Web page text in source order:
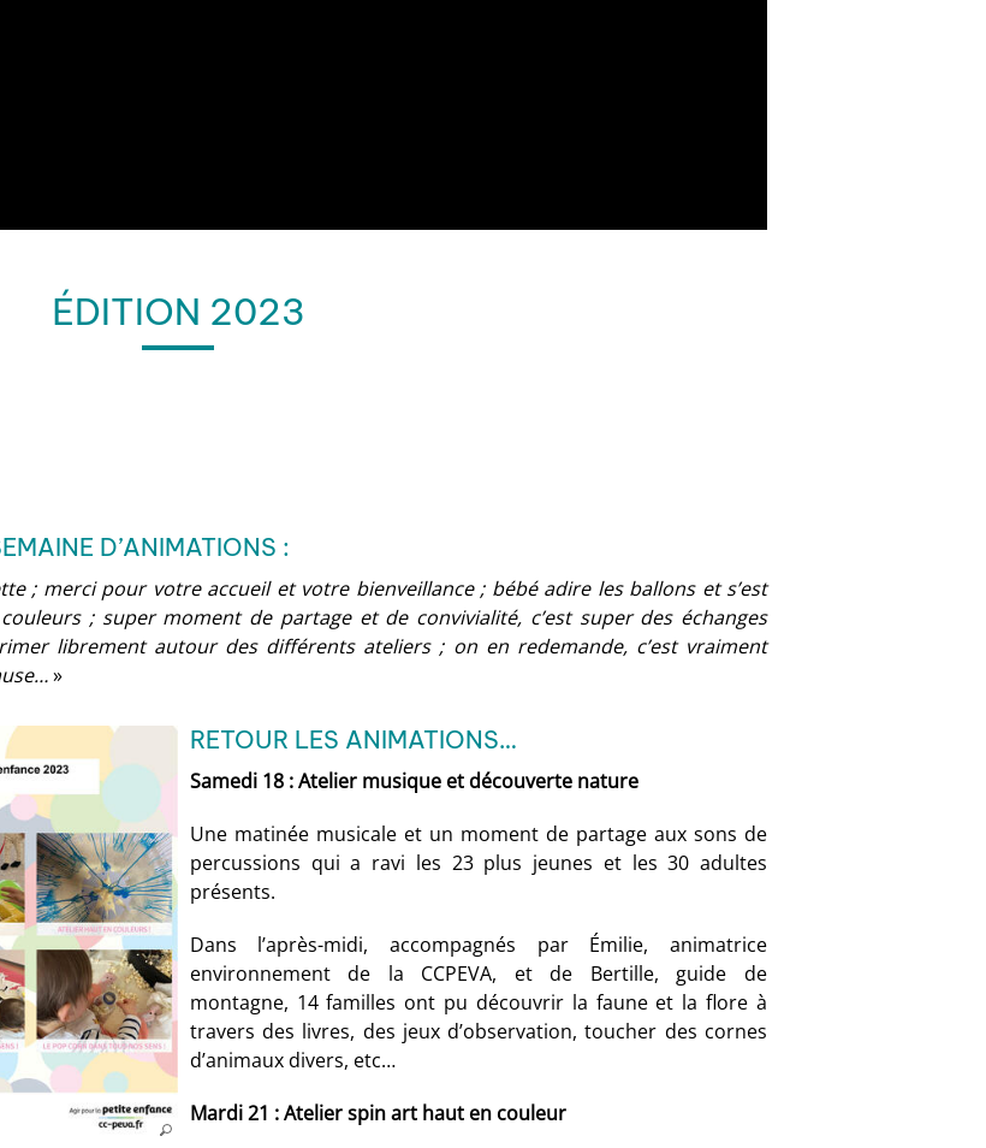
ÉDITION 2023
D’ANIMATIONS :
; merci pour votre accueil et votre bienveillance ; bébé adire les ballons et s’est
; super moment de partage et de convivialité, c’est super des échanges
librement autour des différents ateliers ; on en redemande, c’est vraiment
»
RETOUR LES ANIMATIONS…
Samedi 18 : Atelier musique et découverte nature
Une matinée musicale et un moment de partage aux sons de
percussions qui a ravi les 23 plus jeunes et les 30 adultes
présents.
Dans l’après-midi, accompagnés par Émilie, animatrice
environnement de la CCPEVA, et de Bertille, guide de
montagne, 14 familles ont pu découvrir la faune et la flore à
travers des livres, des jeux d’observation, toucher des cornes
d’animaux divers, etc…
Mardi 21 : Atelier spin art haut en couleur